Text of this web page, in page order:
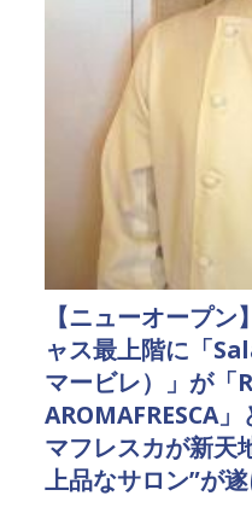
【ニューオープ
ャス最上階に「
マービレ）」が
AROMAFRESCA
マフレスカが新天
上品なサロン”が